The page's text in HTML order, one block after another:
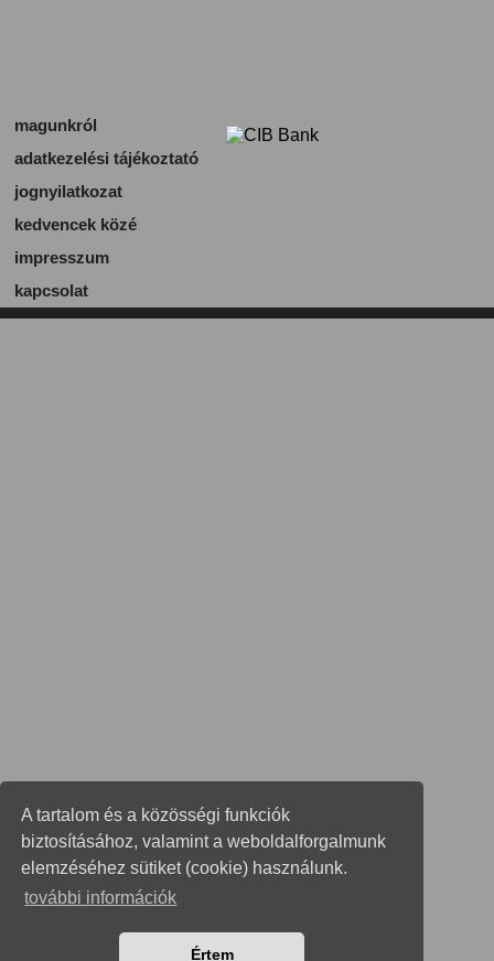
A tartalom és a közösségi funkciók
biztosításához, valamint a weboldalforgalmunk
elemzéséhez sütiket (cookie) használunk.
további információk
Értem
magunkról
adatkezelési tájékoztató
jognyilatkozat
kedvencek közé
impresszum
kapcsolat